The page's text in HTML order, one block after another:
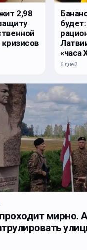
2,98
«часа
6 дней
мирно.